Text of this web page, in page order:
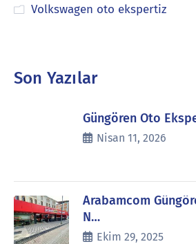
Volkswagen oto ekspertiz
Son Yazılar
Güngören Oto
Nisan 11, 2026
Arabamcom
N…
Ekim 29, 2025